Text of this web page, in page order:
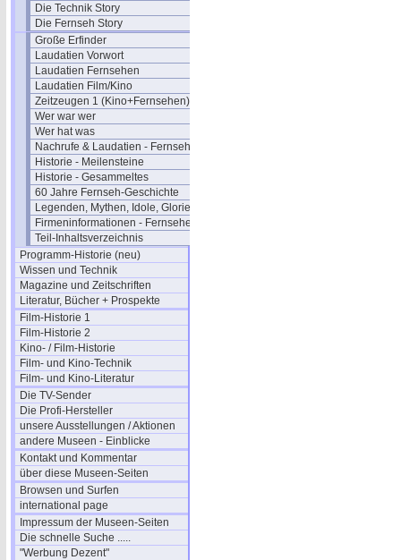
Die Technik Story
Die Fernseh Story
Große Erfinder
Laudatien Vorwort
Laudatien Fernsehen
Laudatien Film/Kino
Zeitzeugen 1 (Kino+Fernsehen)
Wer war wer
Wer hat was
Nachrufe & Laudatien - Fernsehen
Historie - Meilensteine
Historie - Gesammeltes
60 Jahre Fernseh-Geschichte
Legenden, Mythen, Idole, Glorie
Firmeninformationen - Fernsehen
Teil-Inhaltsverzeichnis
Programm-Historie (neu)
Wissen und Technik
Magazine und Zeitschriften
Literatur, Bücher + Prospekte
Film-Historie 1
Film-Historie 2
Kino- / Film-Historie
Film- und Kino-Technik
Film- und Kino-Literatur
Die TV-Sender
Die Profi-Hersteller
unsere Ausstellungen / Aktionen
andere Museen - Einblicke
Kontakt und Kommentar
über diese Museen-Seiten
Browsen und Surfen
international page
Impressum der Museen-Seiten
Die schnelle Suche .....
"Werbung Dezent"